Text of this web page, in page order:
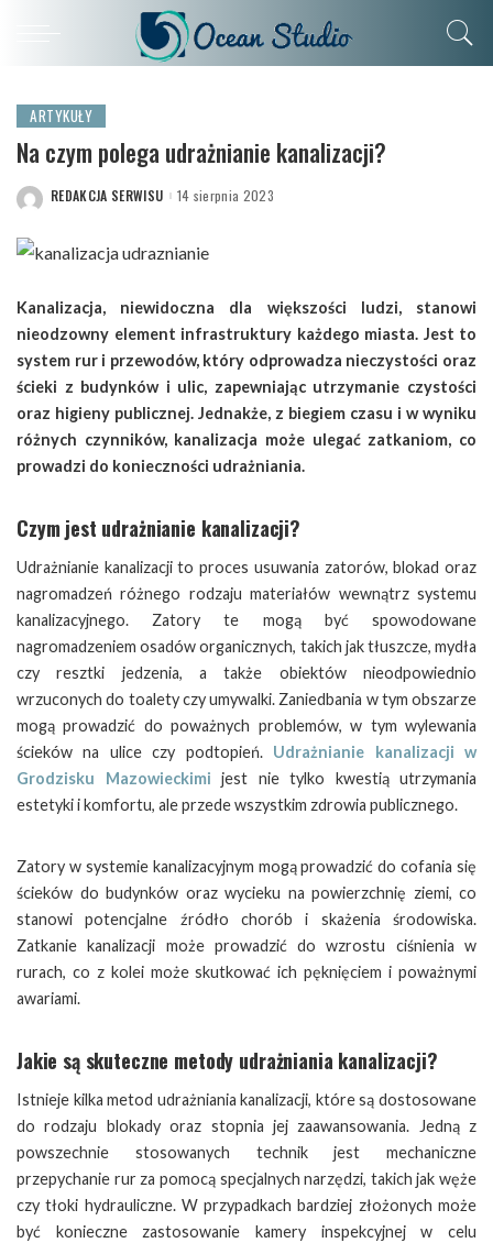
ARTYKUŁY
Na czym polega udrażnianie kanalizacji?
POSTED
REDAKCJA SERWISU 14 sierpnia 2023
Kanalizacja, niewidoczna dla większości ludzi, stanowi
nieodzowny element infrastruktury każdego miasta. Jest to
system rur i przewodów, który odprowadza nieczystości oraz
ścieki z budynków i ulic, zapewniając utrzymanie czystości
oraz higieny publicznej. Jednakże, z biegiem czasu i w wyniku
różnych czynników, kanalizacja może ulegać zatkaniom, co
prowadzi do konieczności udrażniania.
Czym jest udrażnianie kanalizacji?
Udrażnianie kanalizacji to proces usuwania zatorów, blokad oraz
nagromadzeń różnego rodzaju materiałów wewnątrz systemu
kanalizacyjnego. Zatory te mogą być spowodowane
nagromadzeniem osadów organicznych, takich jak tłuszcze, mydła
czy resztki jedzenia, a także obiektów nieodpowiednio
wrzuconych do toalety czy umywalki. Zaniedbania w tym obszarze
mogą prowadzić do poważnych problemów, w tym wylewania
ścieków na ulice czy podtopień. Udrażnianie kanalizacji w
Grodzisku Mazowieckimi jest nie tylko kwestią utrzymania
estetyki i komfortu, ale przede wszystkim zdrowia publicznego.
Zatory w systemie kanalizacyjnym mogą prowadzić do cofania się
ścieków do budynków oraz wycieku na powierzchnię ziemi, co
stanowi potencjalne źródło chorób i skażenia środowiska.
Zatkanie kanalizacji może prowadzić do wzrostu ciśnienia w
rurach, co z kolei może skutkować ich pęknięciem i poważnymi
awariami.
Jakie są skuteczne metody udrażniania kanalizacji?
Istnieje kilka metod udrażniania kanalizacji, które są dostosowane
do rodzaju blokady oraz stopnia jej zaawansowania. Jedną z
powszechnie stosowanych technik jest mechaniczne
przepychanie rur za pomocą specjalnych narzędzi, takich jak węże
czy tłoki hydrauliczne. W przypadkach bardziej złożonych może
być konieczne zastosowanie kamery inspekcyjnej w celu